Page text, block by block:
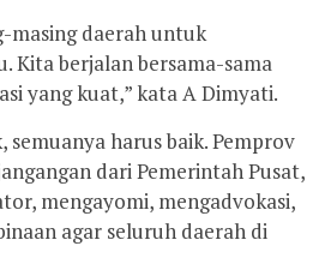
masing daerah untuk
Kita berjalan bersama-sama
yang kuat,” kata A Dimyati.
harus baik. Pemprov
dari Pemerintah Pusat,
mengayomi, mengadvokasi,
agar seluruh daerah di